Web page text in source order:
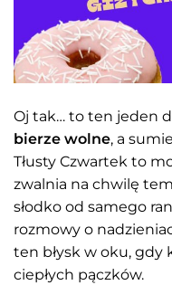
Oj tak… to ten jeden
bierze wolne, a
Tłusty Czwartek to
zwalnia na chwilę
słodko od samego
rozmowy o
ten błysk w oku, gdy
ciepłych pączków.